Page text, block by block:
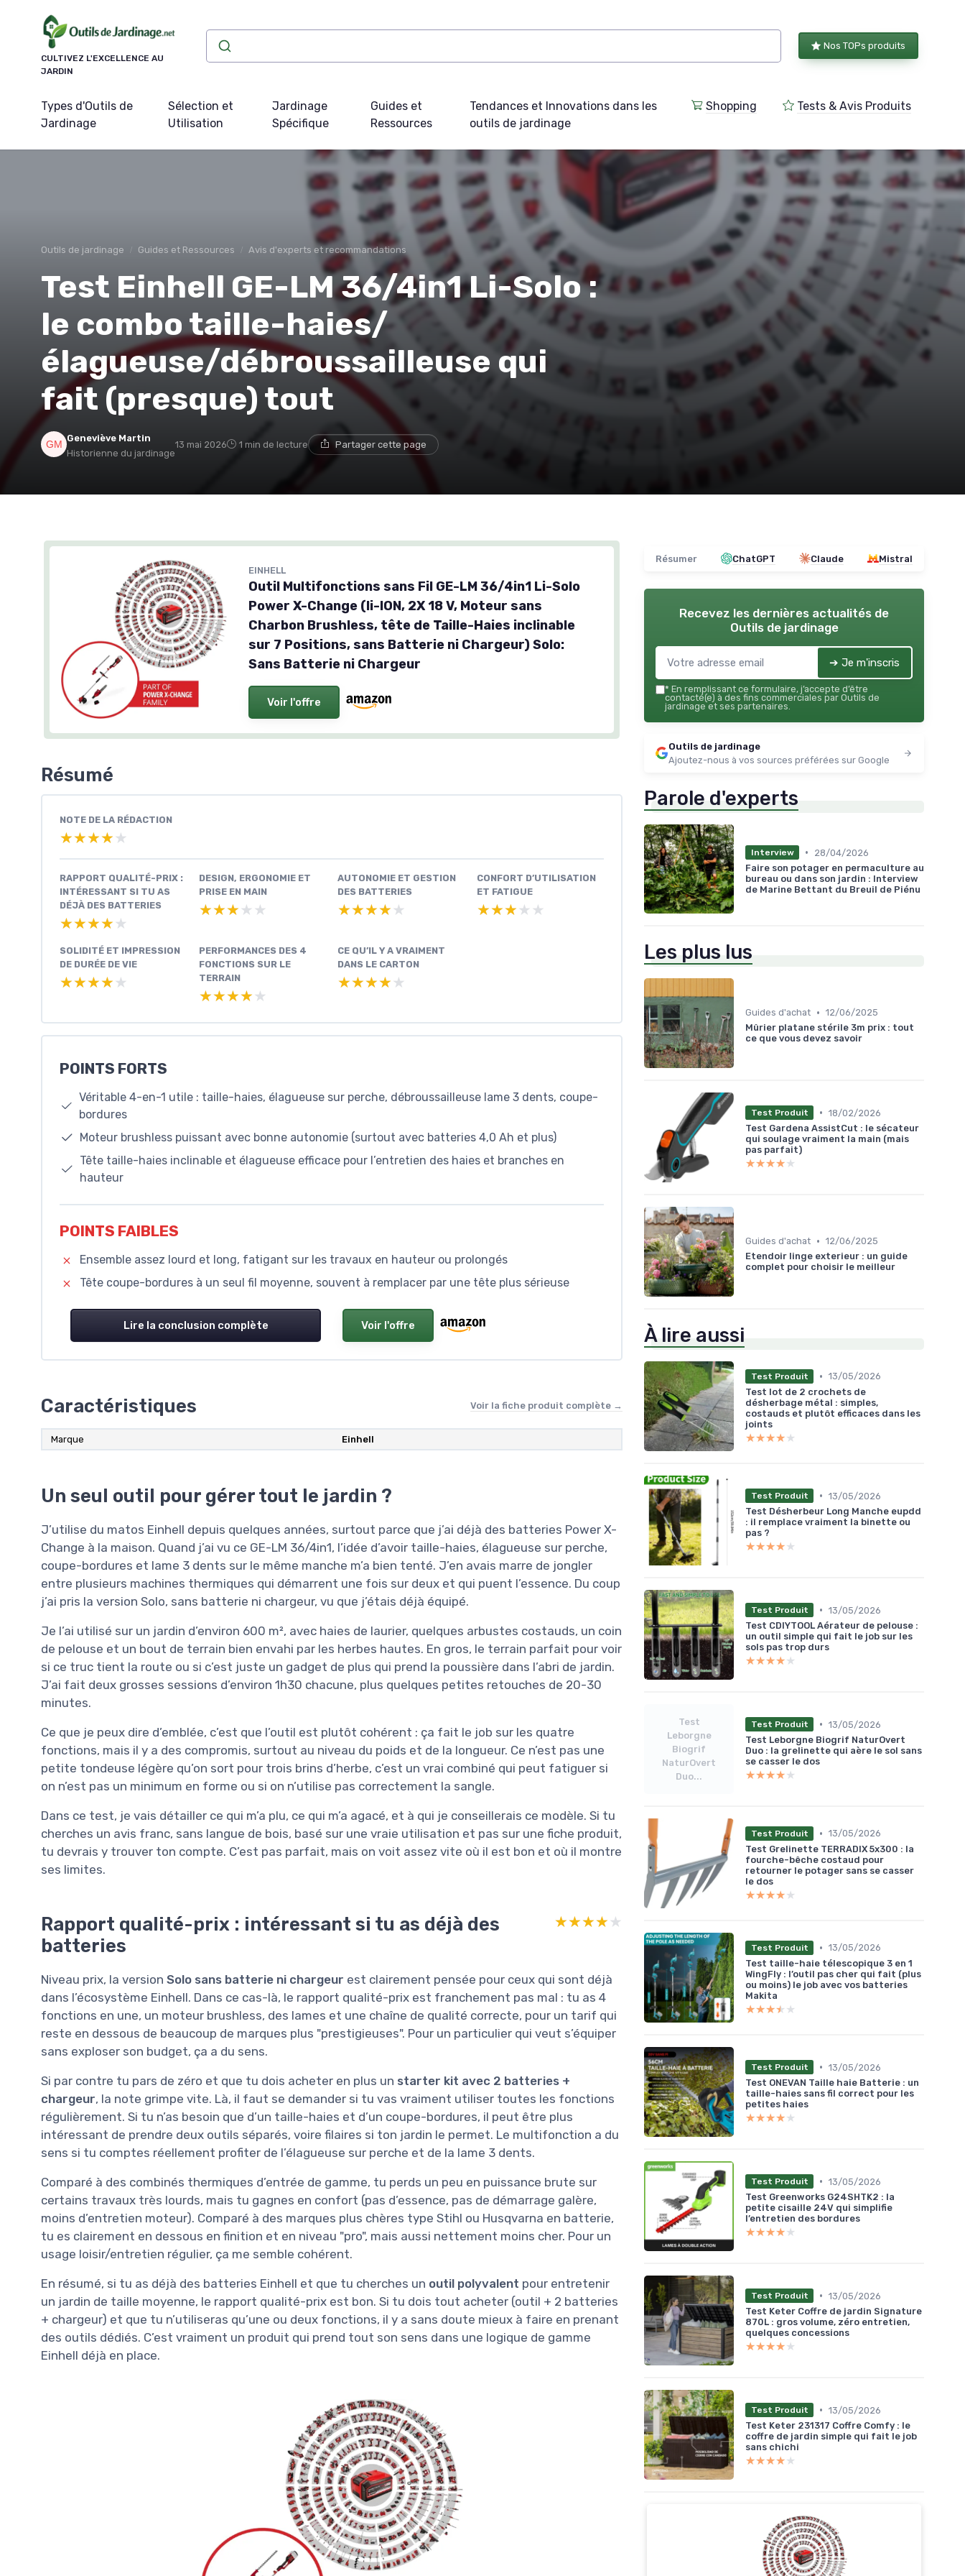
CULTIVEZ L'EXCELLENCE AU
JARDIN
Nos TOPs produits
Types d'Outils de
Jardinage
Sélection et
Utilisation
Jardinage
Spécifique
Guides et
Ressources
Tendances et Innovations dans les
outils de jardinage
Shopping Tests & Avis Produits
Outils de jardinage Guides et Ressources Avis d'experts et recommandations
Test Einhell GE-LM 36/4in1 Li-Solo :
le combo taille-haies/
élagueuse/débroussailleuse qui
fait (presque) tout
Geneviève Martin
Historienne du jardinage
13 mai 2026 1 min de lecture Partager cette page
EINHELL
Outil Multifonctions sans Fil GE-LM 36/4in1 Li-Solo
Power X-Change (li-ION, 2X 18 V, Moteur sans
Charbon Brushless, tête de Taille-Haies inclinable
sur 7 Positions, sans Batterie ni Chargeur) Solo:
Sans Batterie ni Chargeur
Voir l'offre
Résumé
NOTE DE LA RÉDACTION
★★★★★
★★★★★
RAPPORT QUALITÉ-PRIX :
INTÉRESSANT SI TU AS
DÉJÀ DES BATTERIES
★★★★★
★★★★★
DESIGN, ERGONOMIE ET
PRISE EN MAIN
★★★★★
★★★★★
AUTONOMIE ET GESTION
DES BATTERIES
★★★★★
★★★★★
CONFORT D’UTILISATION
ET FATIGUE
★★★★★
★★★★★
SOLIDITÉ ET IMPRESSION
DE DURÉE DE VIE
★★★★★
★★★★★
PERFORMANCES DES 4
FONCTIONS SUR LE
TERRAIN
★★★★★
★★★★★
CE QU’IL Y A VRAIMENT
DANS LE CARTON
★★★★★
★★★★★
POINTS FORTS
Véritable 4-en-1 utile : taille-haies, élagueuse sur perche, débroussailleuse lame 3 dents, coupe-
bordures
Moteur brushless puissant avec bonne autonomie (surtout avec batteries 4,0 Ah et plus)
Tête taille-haies inclinable et élagueuse efficace pour l’entretien des haies et branches en
hauteur
POINTS FAIBLES
Ensemble assez lourd et long, fatigant sur les travaux en hauteur ou prolongés
Tête coupe-bordures à un seul fil moyenne, souvent à remplacer par une tête plus sérieuse
Lire la conclusion complète Voir l'offre
Caractéristiques Voir la fiche produit complète →
Marque Einhell
Un seul outil pour gérer tout le jardin ?
J’utilise du matos Einhell depuis quelques années, surtout parce que j’ai déjà des batteries Power X-
Change à la maison. Quand j’ai vu ce GE-LM 36/4in1, l’idée d’avoir taille-haies, élagueuse sur perche,
coupe-bordures et lame 3 dents sur le même manche m’a bien tenté. J’en avais marre de jongler
entre plusieurs machines thermiques qui démarrent une fois sur deux et qui puent l’essence. Du coup
j’ai pris la version Solo, sans batterie ni chargeur, vu que j’étais déjà équipé.
Je l’ai utilisé sur un jardin d’environ 600 m², avec haies de laurier, quelques arbustes costauds, un coin
de pelouse et un bout de terrain bien envahi par les herbes hautes. En gros, le terrain parfait pour voir
si ce truc tient la route ou si c’est juste un gadget de plus qui prend la poussière dans l’abri de jardin.
J’ai fait deux grosses sessions d’environ 1h30 chacune, plus quelques petites retouches de 20-30
minutes.
Ce que je peux dire d’emblée, c’est que l’outil est plutôt cohérent : ça fait le job sur les quatre
fonctions, mais il y a des compromis, surtout au niveau du poids et de la longueur. Ce n’est pas une
petite tondeuse légère qu’on sort pour trois brins d’herbe, c’est un vrai combiné qui peut fatiguer si
on n’est pas un minimum en forme ou si on n’utilise pas correctement la sangle.
Dans ce test, je vais détailler ce qui m’a plu, ce qui m’a agacé, et à qui je conseillerais ce modèle. Si tu
cherches un avis franc, sans langue de bois, basé sur une vraie utilisation et pas sur une fiche produit,
tu devrais y trouver ton compte. C’est pas parfait, mais on voit assez vite où il est bon et où il montre
ses limites.
Rapport qualité-prix : intéressant si tu as déjà des
batteries
★★★★★
★★★★★
Niveau prix, la version Solo sans batterie ni chargeur est clairement pensée pour ceux qui sont déjà
dans l’écosystème Einhell. Dans ce cas-là, le rapport qualité-prix est franchement pas mal : tu as 4
fonctions en une, un moteur brushless, des lames et une chaîne de qualité correcte, pour un tarif qui
reste en dessous de beaucoup de marques plus "prestigieuses". Pour un particulier qui veut s’équiper
sans exploser son budget, ça a du sens.
Si par contre tu pars de zéro et que tu dois acheter en plus un starter kit avec 2 batteries +
chargeur, la note grimpe vite. Là, il faut se demander si tu vas vraiment utiliser toutes les fonctions
régulièrement. Si tu n’as besoin que d’un taille-haies et d’un coupe-bordures, il peut être plus
intéressant de prendre deux outils séparés, voire filaires si ton jardin le permet. Le multifonction a du
sens si tu comptes réellement profiter de l’élagueuse sur perche et de la lame 3 dents.
Comparé à des combinés thermiques d’entrée de gamme, tu perds un peu en puissance brute sur
certains travaux très lourds, mais tu gagnes en confort (pas d’essence, pas de démarrage galère,
moins d’entretien moteur). Comparé à des marques plus chères type Stihl ou Husqvarna en batterie,
tu es clairement en dessous en finition et en niveau "pro", mais aussi nettement moins cher. Pour un
usage loisir/entretien régulier, ça me semble cohérent.
En résumé, si tu as déjà des batteries Einhell et que tu cherches un outil polyvalent pour entretenir
un jardin de taille moyenne, le rapport qualité-prix est bon. Si tu dois tout acheter (outil + 2 batteries
+ chargeur) et que tu n’utiliseras qu’une ou deux fonctions, il y a sans doute mieux à faire en prenant
des outils dédiés. C’est vraiment un produit qui prend tout son sens dans une logique de gamme
Einhell déjà en place.
Résumer ChatGPT Claude Mistral
Recevez les dernières actualités de
Outils de jardinage
➔ Je m'inscris
* En remplissant ce formulaire, j’accepte d’être
contacté(e) à des fins commerciales par Outils de
jardinage et ses partenaires.
Outils de jardinage
Ajoutez-nous à vos sources préférées sur Google
Parole d'experts
Interview •
28/04/2026
Faire son potager en permaculture au
bureau ou dans son jardin : Interview
de Marine Bettant du Breuil de Piénu
Les plus lus
Guides d'achat • 12/06/2025
Mûrier platane stérile 3m prix : tout
ce que vous devez savoir
Test Produit • 18/02/2026
Test Gardena AssistCut : le sécateur
qui soulage vraiment la main (mais
pas parfait)
★★★★★
★★★★★
Guides d'achat • 12/06/2025
Etendoir linge exterieur : un guide
complet pour choisir le meilleur
À lire aussi
Test Produit • 13/05/2026
Test lot de 2 crochets de
désherbage métal : simples,
costauds et plutôt efficaces dans les
joints
★★★★★
★★★★★
Test Produit • 13/05/2026
Test Désherbeur Long Manche eupdd
: il remplace vraiment la binette ou
pas ?
★★★★★
★★★★★
Test Produit • 13/05/2026
Test CDIYTOOL Aérateur de pelouse :
un outil simple qui fait le job sur les
sols pas trop durs
★★★★★
★★★★★
Test
Leborgne
Biogrif
NaturOvert
Duo...
Test Produit • 13/05/2026
Test Leborgne Biogrif NaturOvert
Duo : la grelinette qui aère le sol sans
se casser le dos
★★★★★
★★★★★
Test Produit • 13/05/2026
Test Grelinette TERRADIX 5x300 : la
fourche-bêche costaud pour
retourner le potager sans se casser
le dos
★★★★★
★★★★★
Test Produit • 13/05/2026
Test taille-haie télescopique 3 en 1
WingFly : l’outil pas cher qui fait (plus
ou moins) le job avec vos batteries
Makita
★★★★★
★★★★★
Test Produit • 13/05/2026
Test ONEVAN Taille haie Batterie : un
taille-haies sans fil correct pour les
petites haies
★★★★★
★★★★★
Test Produit • 13/05/2026
Test Greenworks G24SHTK2 : la
petite cisaille 24V qui simplifie
l’entretien des bordures
★★★★★
★★★★★
Test Produit • 13/05/2026
Test Keter Coffre de jardin Signature
870L : gros volume, zéro entretien,
quelques concessions
★★★★★
★★★★★
Test Produit • 13/05/2026
Test Keter 231317 Coffre Comfy : le
coffre de jardin simple qui fait le job
sans chichi
★★★★★
★★★★★